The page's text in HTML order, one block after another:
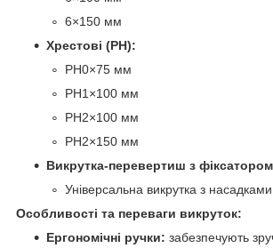
6×150 мм
Хрестові (PH):
PH0×75 мм
PH1×100 мм
PH2×100 мм
PH2×150 мм
Викрутка-перевертиш з
Універсальна викрутка з насадками
Особливості та переваги викруток:
Ергономічні ручки: забезпечують